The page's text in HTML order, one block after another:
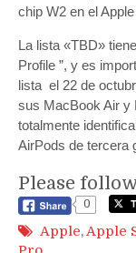
chip W2 en el
La lista «TBD»
Profile ”, y es
lista el 22 de
sus MacBook Air y
totalmente
AirPods de tercera
Please
0
Apple,Apple